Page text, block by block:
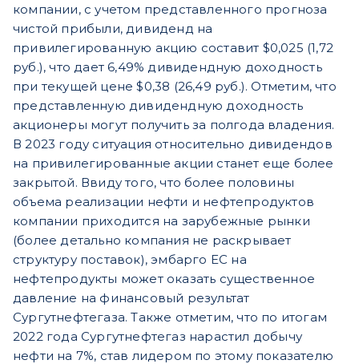
компании, с учетом представленного прогноза
чистой прибыли, дивиденд на
привилегированную акцию составит $0,025 (1,72
руб.), что дает 6,49% дивидендную доходность
при текущей цене $0,38 (26,49 руб.). Отметим, что
представленную дивидендную доходность
акционеры могут получить за полгода владения.
В 2023 году ситуация относительно дивидендов
на привилегированные акции станет еще более
закрытой. Ввиду того, что более половины
объема реализации нефти и нефтепродуктов
компании приходится на зарубежные рынки
(более детально компания не раскрывает
структуру поставок), эмбарго ЕС на
нефтепродукты может оказать существенное
давление на финансовый результат
Сургутнефтегаза. Также отметим, что по итогам
2022 года Сургутнефтегаз нарастил добычу
нефти на 7%, став лидером по этому показателю